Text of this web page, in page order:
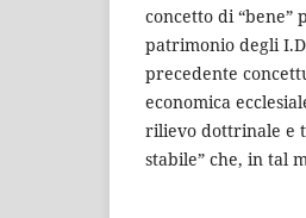
concetto di “bene”
patrimonio degli
precedente
economica
rilievo dottrinale e
stabile” che, in tal